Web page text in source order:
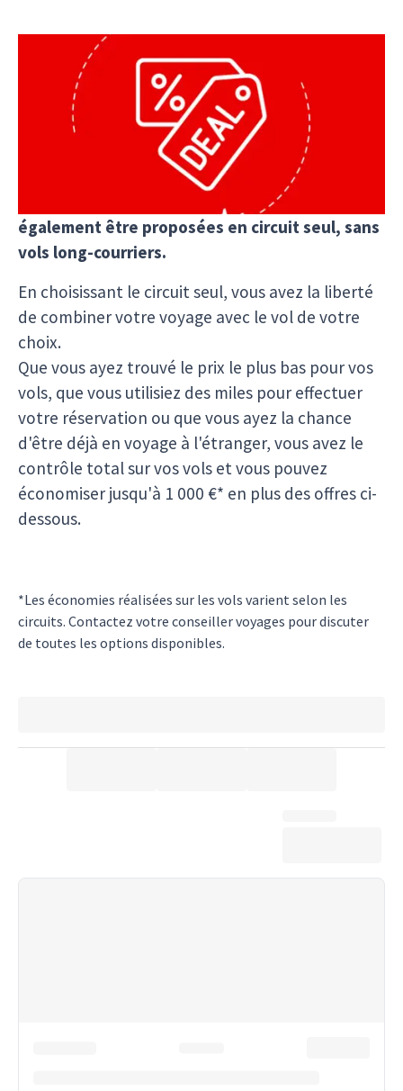
Toutes nos offres de dernière minute sont des
forfaits qui comprennent le circuit et les vols
long-courriers au départ de l'Europe. Cela
permet de simplifier au maximum les choses pour
Toutes ces offres de dernière minute peuvent
également être proposées en circuit seul, sans
vols long-courriers.
En choisissant le circuit seul, vous avez la liberté
de combiner votre voyage avec le vol de votre
choix.
Que vous ayez trouvé le prix le plus bas pour vos
vols, que vous utilisiez des miles pour effectuer
votre réservation ou que vous ayez la chance
d'être déjà en voyage à l'étranger, vous avez le
contrôle total sur vos vols et vous pouvez
économiser jusqu'à 1 000 €* en plus des offres ci-
dessous.
*Les économies réalisées sur les vols varient selon les
circuits. Contactez votre conseiller voyages pour discuter
de toutes les options disponibles.